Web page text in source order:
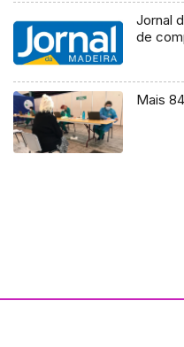
Jornal
de
Mais